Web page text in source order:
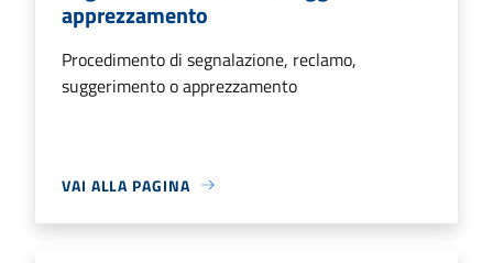
apprezzamento
Procedimento di segnalazione, reclamo,
suggerimento o apprezzamento
VAI ALLA PAGINA